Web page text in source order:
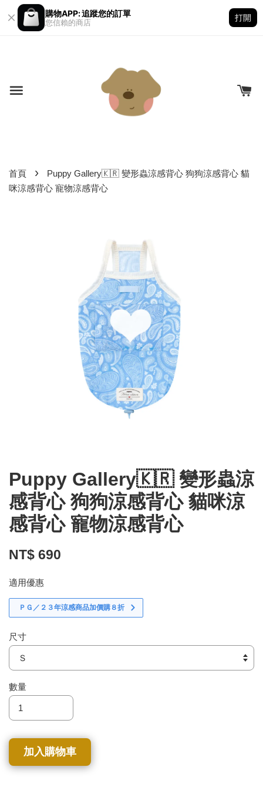
購物APP: 追蹤您的訂單
您信賴的商店
打開
首頁 ›
Puppy Gallery🇰🇷 變形蟲涼感背心 狗狗涼感背心 貓
咪涼感背心 寵物涼感背心
Puppy Gallery🇰🇷 變形蟲涼
感背心 狗狗涼感背心 貓咪涼
感背心 寵物涼感背心
NT$ 690
適用優惠
ＰＧ／２３年涼感商品加價購８折
尺寸
數量
加入購物車